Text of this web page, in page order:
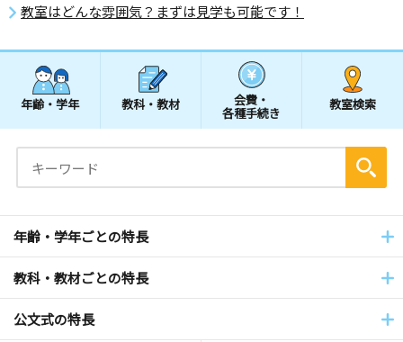
教室はどんな雰囲気？まずは見学も可能です！
年齢・学年 教科・教材 会費・
各種手続き
教室検索
年齢・学年ごとの特長
教科・教材ごとの特長
公文式の特長